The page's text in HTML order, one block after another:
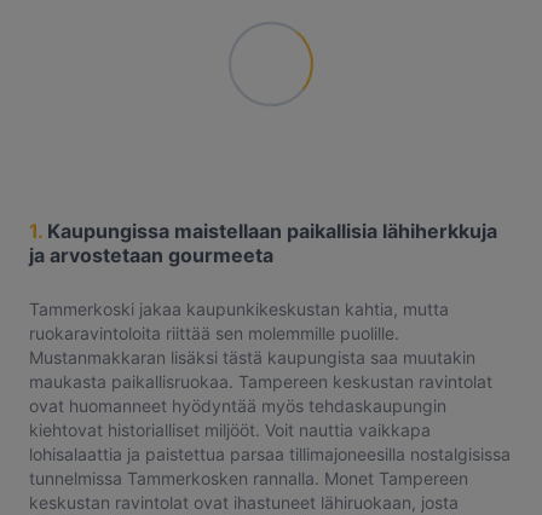
1. Kaupungissa maistellaan paikallisia lähiherkkuja
ja arvostetaan gourmeeta
Tammerkoski jakaa kaupunkikeskustan kahtia, mutta
ruokaravintoloita riittää sen molemmille puolille.
Mustanmakkaran lisäksi tästä kaupungista saa muutakin
maukasta paikallisruokaa. Tampereen keskustan ravintolat
ovat huomanneet hyödyntää myös tehdaskaupungin
kiehtovat historialliset miljööt. Voit nauttia vaikkapa
lohisalaattia ja paistettua parsaa tillimajoneesilla nostalgisissa
tunnelmissa Tammerkosken rannalla. Monet Tampereen
keskustan ravintolat ovat ihastuneet lähiruokaan, josta